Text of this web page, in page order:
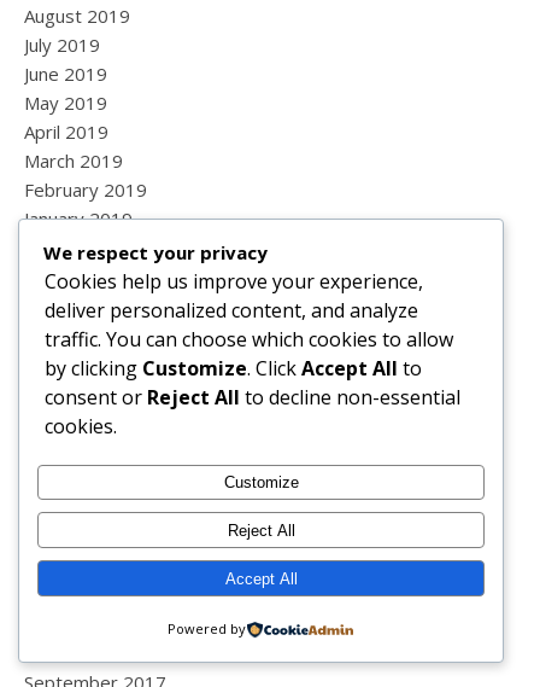
August 2019
July 2019
June 2019
May 2019
April 2019
March 2019
February 2019
January 2019
December 2018
November 2018
October 2018
September 2018
August 2018
July 2018
June 2018
March 2018
January 2018
December 2017
September 2017
We respect your privacy
Cookies help us improve your experience,
deliver personalized content, and analyze
traffic. You can choose which cookies to allow
by clicking Customize. ClickAccept All to
consent or Reject All to decline non-essential
cookies.
Customize
Reject All
Accept All
Powered by